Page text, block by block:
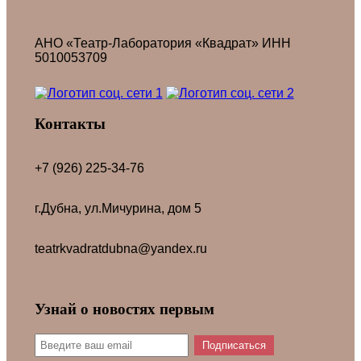
АНО «Театр-Лаборатория «Квадрат» ИНН
5010053709
Контакты
+7 (926) 225-34-76
г.Дубна, ул.Мичурина, дом 5
teatrkvadratdubna@yandex.ru
Узнай о новостях первым
Подписаться